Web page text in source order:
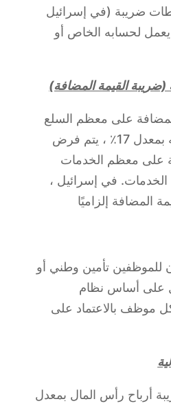
في إسرائيل) بعد التسجيل لدى سلطات ضريبة
يعمل لحسابه الخاص أو
(ضريبة القيمة المضافة)
على معظم السلع
والخدمات. يتم تطبيقه بمعدل 17٪ ، يتم فرض
على معظم الخدمات
الخدمات. في إسرائيل ،
تأمين وطني أو
على أساس نظام
موظف بالاعتماد على
أرباح رأس المال بمعدل